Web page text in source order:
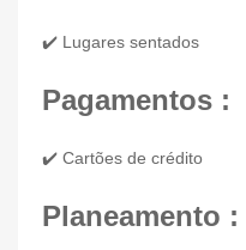
✔️ Lugares sentados
Pagamentos :
✔️ Cartões de crédito
Planeamento :